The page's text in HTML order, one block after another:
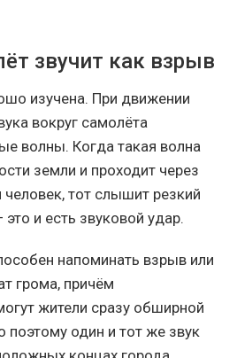
звучит как взрыв
изучена. При движении
вокруг самолёта
волны. Когда такая волна
земли и проходит через
человек, тот слышит резкий
и есть звуковой удар.
напоминать взрыв или
грома, причём
жители сразу обширной
поэтому один и тот же звук